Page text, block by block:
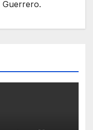
Guerrero.